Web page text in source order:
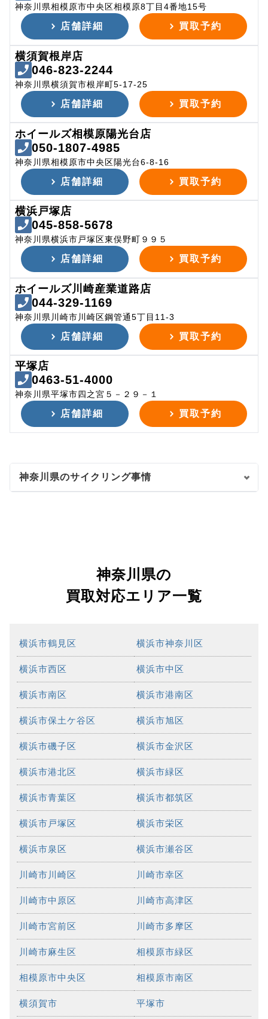
神奈川県相模原市中央区相模原8丁目4番地15号
店舗詳細 買取予約
横須賀根岸店
046-823-2244
神奈川県横須賀市根岸町5-17-25
店舗詳細 買取予約
ホイールズ相模原陽光台店
050-1807-4985
神奈川県相模原市中央区陽光台6-8-16
店舗詳細 買取予約
横浜戸塚店
045-858-5678
神奈川県横浜市戸塚区東俣野町９９５
店舗詳細 買取予約
ホイールズ川崎産業道路店
044-329-1169
神奈川県川崎市川崎区鋼管通5丁目11-3
店舗詳細 買取予約
平塚店
0463-51-4000
神奈川県平塚市四之宮５－２９－１
店舗詳細 買取予約
神奈川県のサイクリング事情
神奈川県の
買取対応エリア一覧
横浜市鶴見区 横浜市神奈川区
横浜市西区 横浜市中区
横浜市南区 横浜市港南区
横浜市保土ケ谷区 横浜市旭区
横浜市磯子区 横浜市金沢区
横浜市港北区 横浜市緑区
横浜市青葉区 横浜市都筑区
横浜市戸塚区 横浜市栄区
横浜市泉区 横浜市瀬谷区
川崎市川崎区 川崎市幸区
川崎市中原区 川崎市高津区
川崎市宮前区 川崎市多摩区
川崎市麻生区 相模原市緑区
相模原市中央区 相模原市南区
横須賀市 平塚市